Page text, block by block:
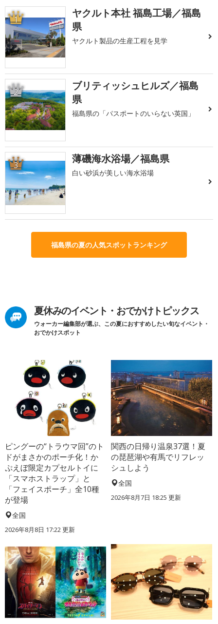
1
ヤクルト本社 福島工場／福島
県
ヤクルト製品の生産工程を見学
2
ブリティッシュヒルズ／福島
県
福島県の「パスポートのいらない英国」
3 薄磯海水浴場／福島県
白い砂浜が美しい海水浴場
福島県の夏の人気スポットランキング
夏休みのイベント・おでかけトピックス
ウォーカー編集部が選ぶ、この夏におすすめしたい旬なイベント・
おでかけスポット
ピングーの“トラウマ回”のト
ドがまさかのポーチ化！か
ぷえぼ限定カプセルトイに
「スマホストラップ」と
「フェイスポーチ」全10種
が登場
全国
2026年8月8日 17:22更新
関西の日帰り温泉37選！夏
の琵琶湖や有馬でリフレッ
シュしよう
全国
2026年8月7日 18:25 更新